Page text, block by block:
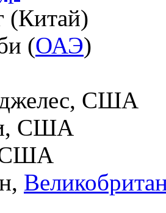
(Китай)
(ОАЭ)
США
США
США